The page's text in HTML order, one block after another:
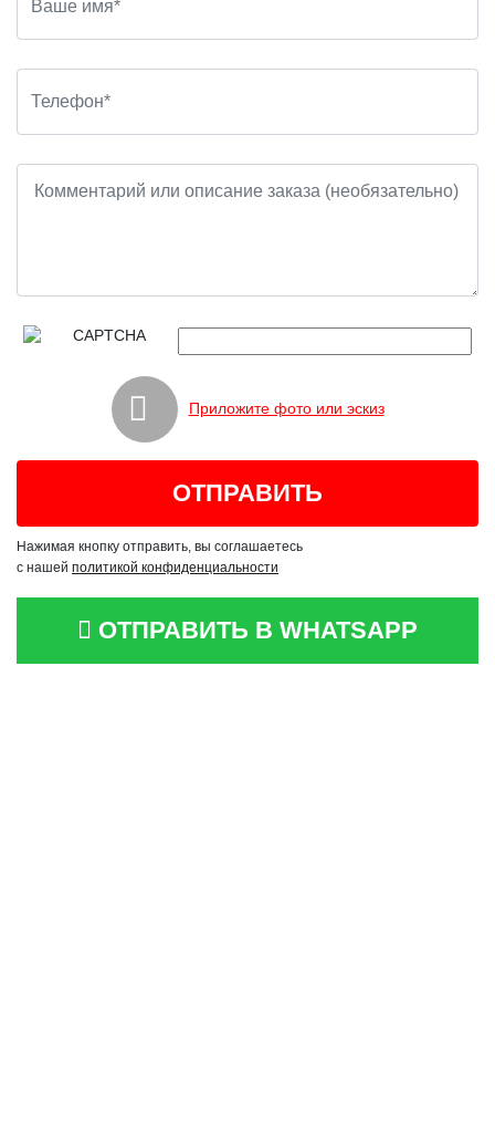
Приложите фото или эскиз
Нажимая кнопку отправить, вы соглашаетесь
с нашей политикой конфиденциальности
ОТПРАВИТЬ В WHATSAPP